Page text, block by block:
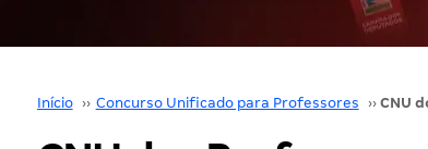
Início ›› Concurso Unificado para Professores ››